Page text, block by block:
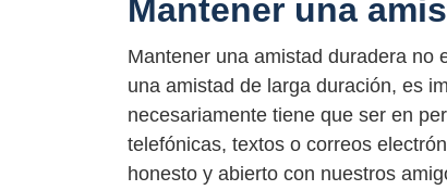
Mantener una
Mantener una amistad duradera no
una amistad de larga duración, es
necesariamente tiene que ser en
telefónicas, textos o correos
honesto y abierto con nuestros